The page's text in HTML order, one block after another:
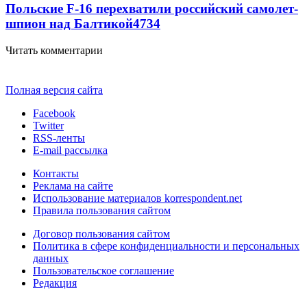
Польские F-16 перехватили российский самолет-
шпион над Балтикой4734
Читать комментарии
Полная версия сайта
Facebook
Twitter
RSS-ленты
E-mail рассылка
Контакты
Реклама на сайте
Использование материалов korrespondent.net
Правила пользования сайтом
Договор пользования сайтом
Политика в сфере конфиденциальности и персональных
данных
Пользовательское соглашение
Редакция